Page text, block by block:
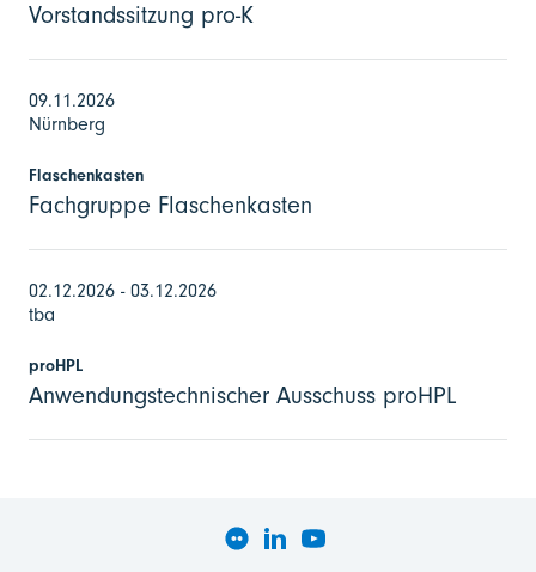
Vorstandssitzung pro-K
09.11.2026
Nürnberg
Flaschenkasten
Fachgruppe Flaschenkasten
02.12.2026 - 03.12.2026
tba
proHPL
Anwendungstechnischer Ausschuss proHPL